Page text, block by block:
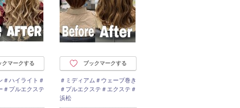
クマークする
＃ハイライト＃
＃プルエクステ
ブックマークする
＃ミディアム＃ウェーブ巻き
＃プルエクステ＃エクステ＃
浜松